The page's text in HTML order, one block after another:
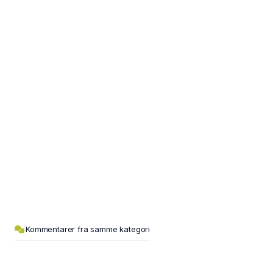
Kommentarer fra samme kategori